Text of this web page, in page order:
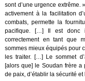
sont d’une urgence extrême.
activement à la facilitation
combats, permette la
pacifique. […] Il est donc
correctement en tant que
sommes mieux équipés pour
les traiter. […] Le sommet
[alors que] le Soudan frère a
de paix, d’établir la sécurité